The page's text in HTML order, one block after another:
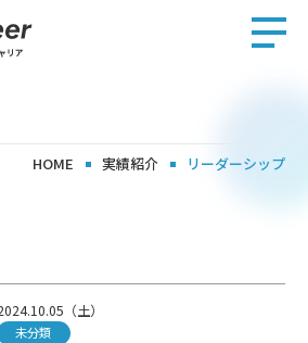
HOME 実績紹介 リーダーシップ
（土）
未分類